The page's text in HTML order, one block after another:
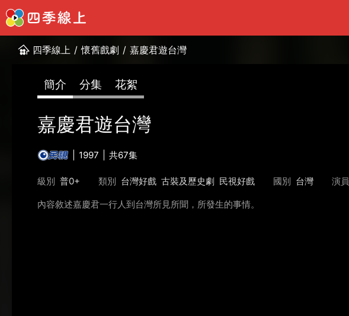
四季線上 / 懷舊戲劇 / 嘉慶君遊台灣
簡介 分集 花絮
嘉慶君遊台灣
1997 共67集
級別 普0+ 類別 台灣好戲 古裝及歷史劇 民視好戲 國別 台灣 演員
內容敘述嘉慶君一行人到台灣所見所聞，所發生的事情。